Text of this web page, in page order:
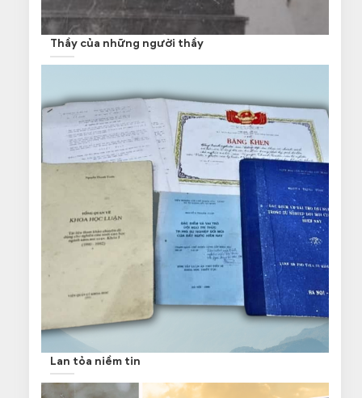
Thầy của những người thầy
Lan tỏa niềm tin